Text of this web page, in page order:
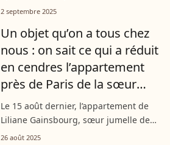
lui reprochaient, Gérard Depardieu est
comme l'a indiqué Franceinfo. Un...
2 septembre 2025
Un objet qu’on a tous chez
nous : on sait ce qui a réduit
en cendres l’appartement
près de Paris de la sœur
jumelle de Serge Gainsbourg
Le 15 août dernier, l’appartement de
Liliane Gainsbourg, sœur jumelle de
Serge Gainsbourg, est parti en fumée
26 août 2025